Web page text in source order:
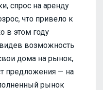
спрос на аренду
что привело к
в этом году
возможность
дома на рынок,
предложения — на
рынок